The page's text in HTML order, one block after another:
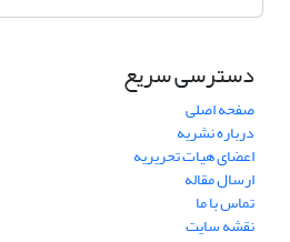
دسترسی سریع
صفحه اصلی
درباره نشریه
اعضای هیات تحریریه
ارسال مقاله
تماس با ما
نقشه سایت